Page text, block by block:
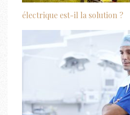
électrique est-il la solution ?